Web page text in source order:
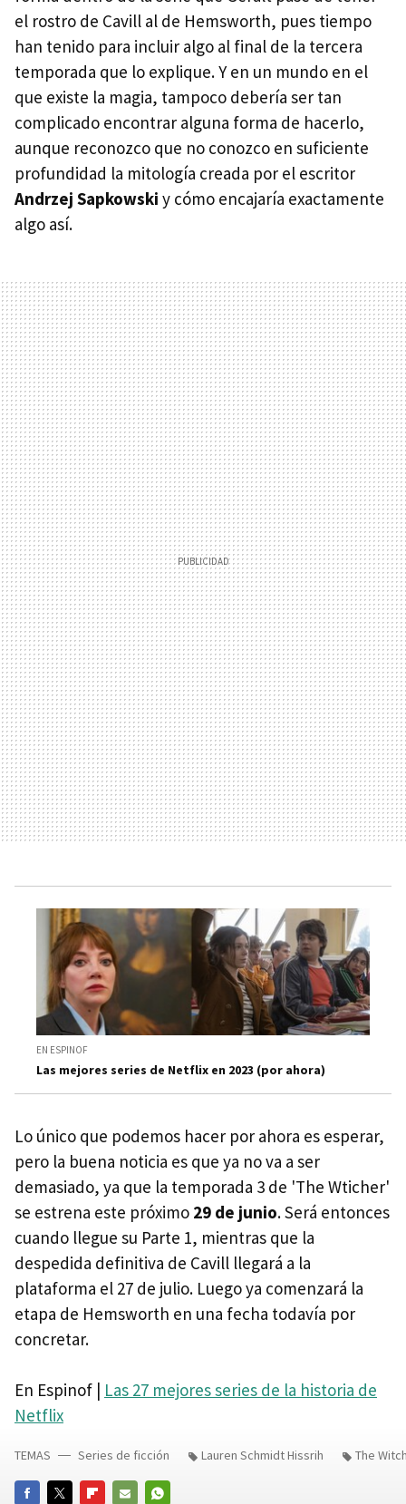
el rostro de Cavill al de Hemsworth, pues tiempo
han tenido para incluir algo al final de la tercera
temporada que lo explique. Y en un mundo en el
que existe la magia, tampoco debería ser tan
complicado encontrar alguna forma de hacerlo,
aunque reconozco que no conozco en suficiente
profundidad la mitología creada por el escritor
Andrzej Sapkowski y cómo encajaría exactamente
algo así.
EN ESPINOF
Las mejores series de Netflix en 2023 (por ahora)
Lo único que podemos hacer por ahora es esperar,
pero la buena noticia es que ya no va a ser
demasiado, ya que la temporada 3 de 'The Wticher'
se estrena este próximo 29 de junio. Será entonces
cuando llegue su Parte 1, mientras que la
despedida definitiva de Cavill llegará a la
plataforma el 27 de julio. Luego ya comenzará la
etapa de Hemsworth en una fecha todavía por
concretar.
En Espinof | Las 27 mejores series de la historia de
Netflix
TEMAS Series de ficción Lauren Schmidt Hissrih The